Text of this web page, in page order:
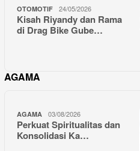
OTOMOTIF 24/05/2026
Kisah Riyandy dan Rama
di Drag Bike Gube…
AGAMA
AGAMA 03/08/2026
Perkuat Spiritualitas dan
Konsolidasi Ka…